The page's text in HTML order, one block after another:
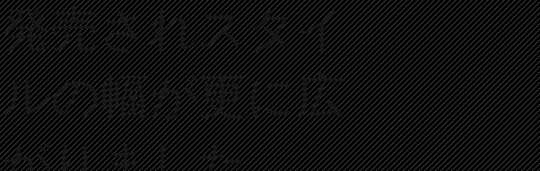
発売されスタイ
ルの幅が更に広